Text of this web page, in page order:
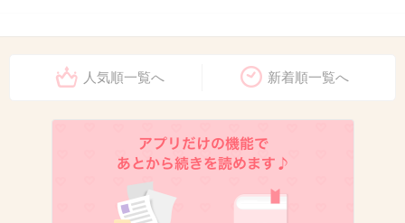
横になりたいから必要です
人気順一覧へ 新着順一覧へ